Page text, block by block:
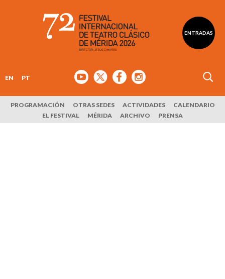
ENTRADAS
EN PT
PROGRAMACIÓN OTRAS SEDES ACTIVIDADES
CALENDARIO
EL FESTIVAL
MÉRIDA ARCHIVO PRENSA